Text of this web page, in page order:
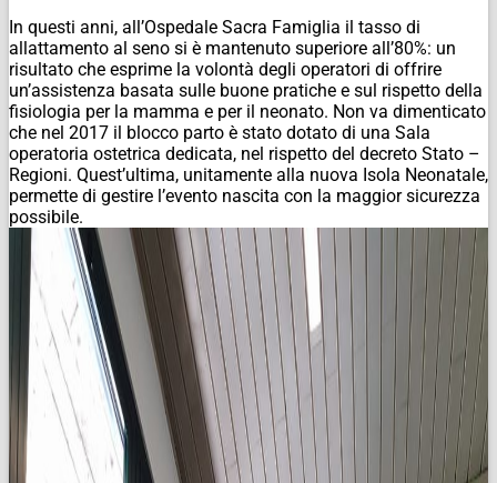
In questi anni, all’Ospedale Sacra Famiglia il tasso di
allattamento al seno si è mantenuto superiore all’80%: un
risultato che esprime la volontà degli operatori di offrire
un’assistenza basata sulle buone pratiche e sul rispetto della
fisiologia per la mamma e per il neonato. Non va dimenticato
che nel 2017 il blocco parto è stato dotato di una Sala
operatoria ostetrica dedicata, nel rispetto del decreto Stato –
Regioni. Quest’ultima, unitamente alla nuova Isola Neonatale,
permette di gestire l’evento nascita con la maggior sicurezza
possibile.